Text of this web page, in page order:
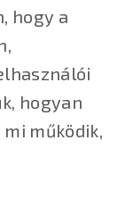
hogy a
hogyan
működik,